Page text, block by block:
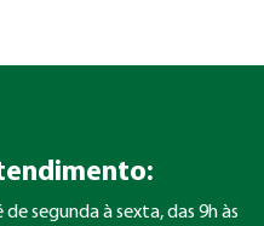
segunda à sexta, das 9h às